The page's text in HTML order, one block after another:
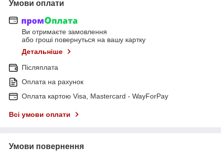
Умови оплати
Ви отримаєте замовлення
або гроші повернуться на вашу картку
Детальніше
Післяплата
Оплата на рахунок
Оплата картою Visa, Mastercard - WayForPay
Всі умови оплати
Умови повернення